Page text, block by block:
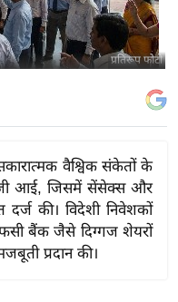
प्रतिरूप फोटो
वैश्विक संकेतों के
आई, जिसमें सेंसेक्स और
की। विदेशी निवेशकों
बैंक जैसे दिग्गज शेयरों
प्रदान की।